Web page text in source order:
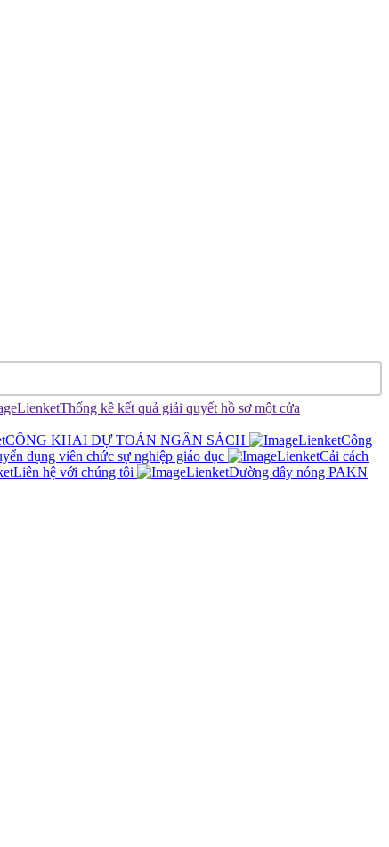
Thống kê kết quả giải quyết hồ sơ một cửa
CÔNG KHAI DỰ TOÁN NGÂN SÁCH
Công
dụng viên chức sự nghiệp giáo dục
Cải cách
Liên hệ với chúng tôi
Đường dây nóng PAKN